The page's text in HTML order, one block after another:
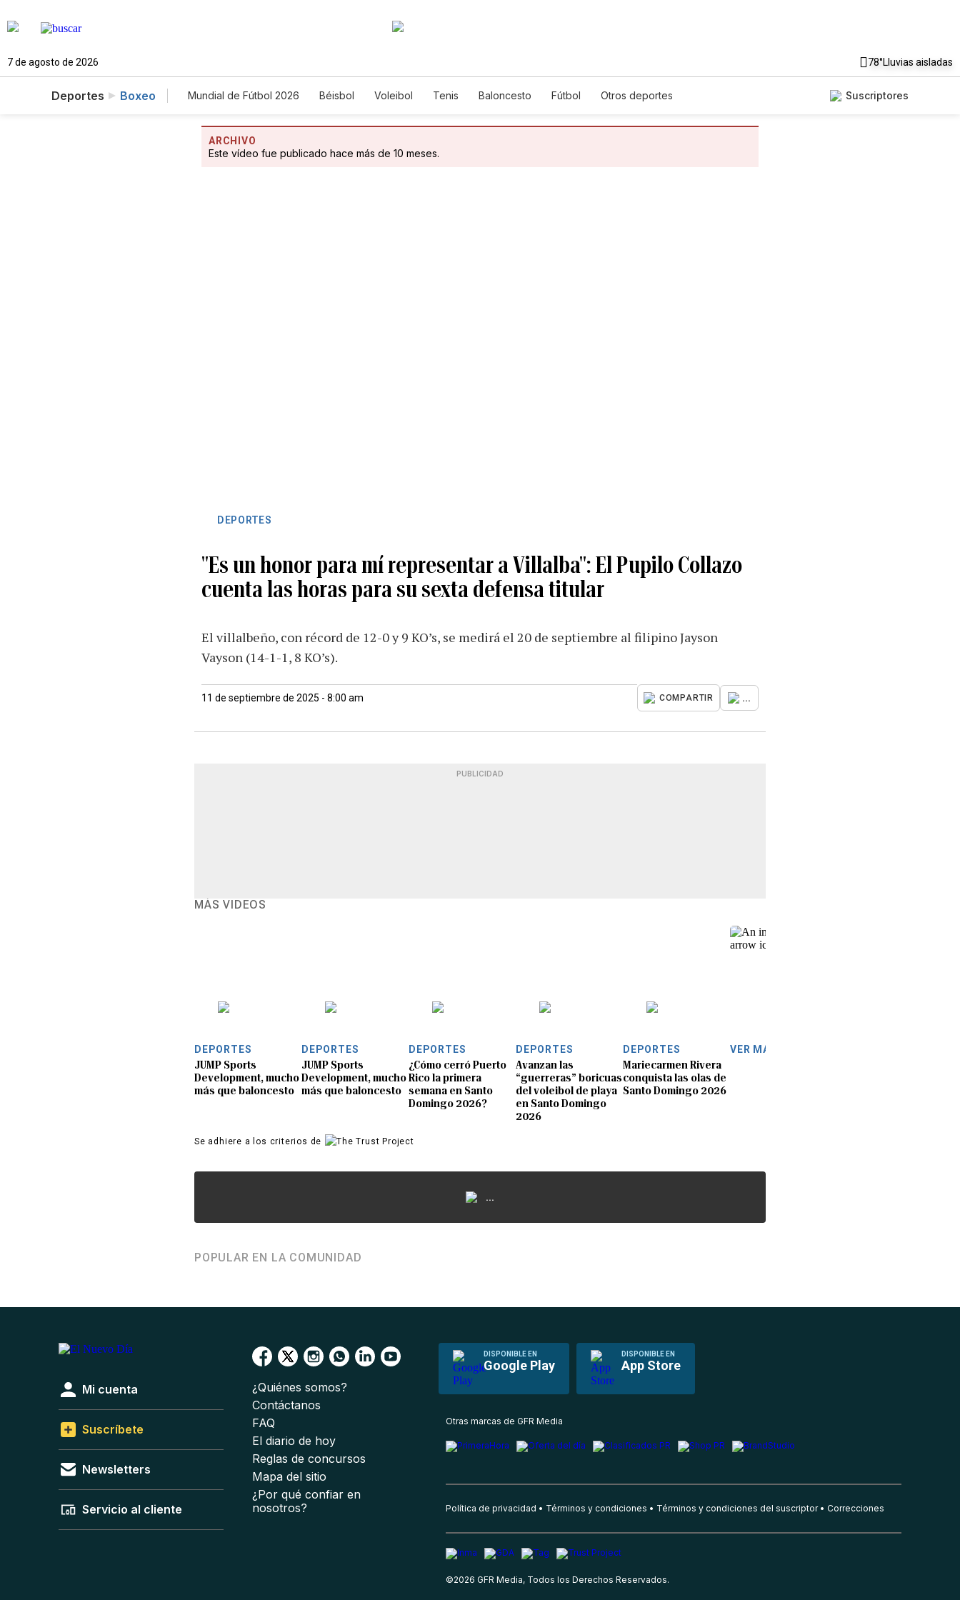
7 de agosto de 2026 78°Lluvias aisladas
Deportes Boxeo Mundial de Fútbol 2026 Béisbol Voleibol Tenis Baloncesto Fútbol Otros deportes Suscriptores
ARCHIVO
Este vídeo fue publicado hace más de 10 meses.
DEPORTES
"Es un honor para mí representar a Villalba": El Pupilo Collazo
cuenta las horas para su sexta defensa titular
El villalbeño, con récord de 12-0 y 9 KO’s, se medirá el 20 de septiembre al filipino Jayson
Vayson (14-1-1, 8 KO’s).
11 de septiembre de 2025 - 8:00 am COMPARTIR ...
PUBLICIDAD
MÁS VIDEOS
DEPORTES
JUMP Sports
Development, mucho
más que baloncesto
DEPORTES
JUMP Sports
Development, mucho
más que baloncesto
DEPORTES
¿Cómo cerró Puerto
Rico la primera
semana en Santo
Domingo 2026?
DEPORTES
Avanzan las
“guerreras” boricuas
del voleibol de playa
en Santo Domingo
2026
DEPORTES
Mariecarmen Rivera
conquista las olas de
Santo Domingo 2026
VER MÁS
Se adhiere a los criterios de
...
POPULAR EN LA COMUNIDAD
DISPONIBLE EN
Google Play
DISPONIBLE EN
App Store
Mi cuenta
Suscríbete
Newsletters
Servicio al cliente
¿Quiénes somos?
Contáctanos
FAQ
El diario de hoy
Reglas de concursos
Mapa del sitio
¿Por qué confiar en
nosotros?
Otras marcas de GFR Media
Política de privacidad Términos y condiciones Términos y condiciones del suscriptor Correcciones
©2026 GFR Media, Todos los Derechos Reservados.